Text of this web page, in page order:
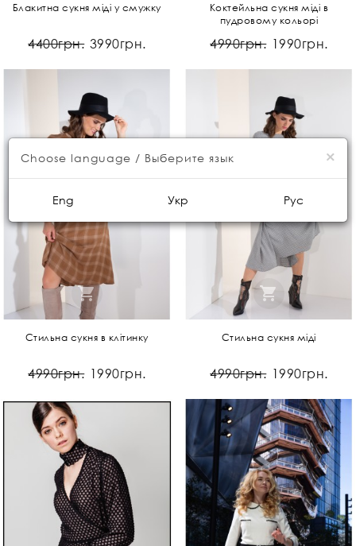
Блакитна сукня міді у смужку
4400грн. 3990грн.
Коктейльна сукня міді в
пудровому кольорі
4990грн. 1990грн.
Стильна сукня в клітинку
4990грн. 1990грн.
Стильна сукня міді
4990грн. 1990грн.
×
Choose language / Выберите язык
Eng Укр Рус